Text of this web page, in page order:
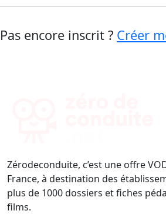
Pas encore inscrit ? Créer
Zérodeconduite, c’est une offre
France, à destination des
plus de 1000 dossiers et fiches
films.